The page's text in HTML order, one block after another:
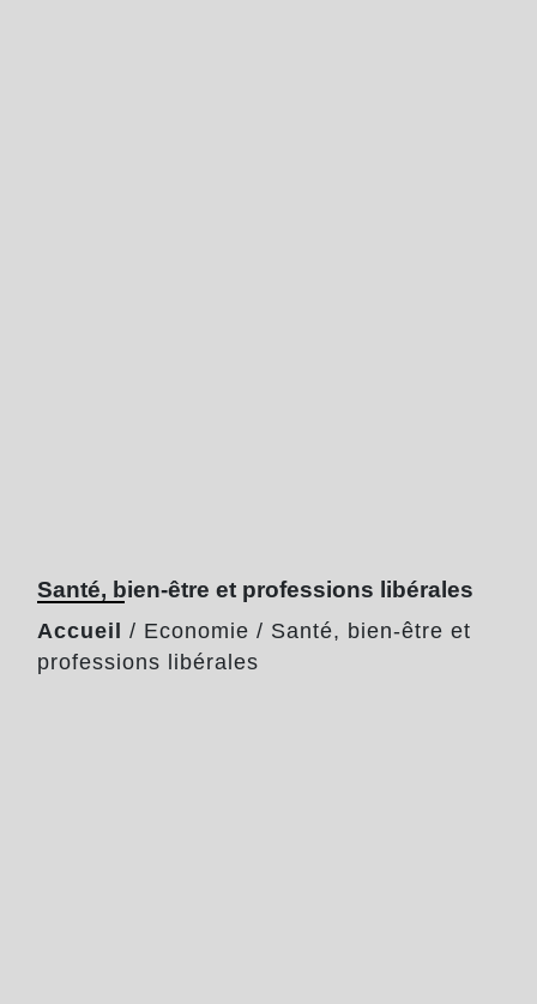
Santé, bien-être et professions libérales
Accueil / Economie / Santé, bien-être et
professions libérales